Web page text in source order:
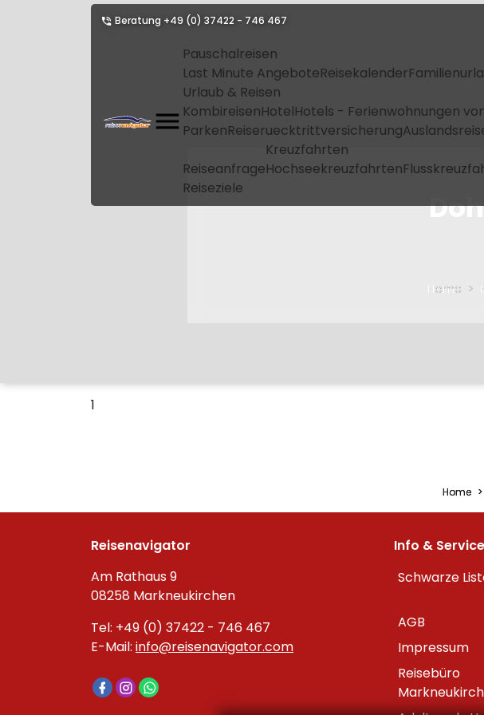
Beratung +49 (0) 37422 - 746 467
Pauschalreisen
Last Minute AngeboteReisekalender
Urlaub & Reisen
KombireisenHotelHotels - Ferienwohnungen
ParkenReiseruecktrittversicherung
Reiseanfrage
Kreuzfahrten
Hochseekreuzfahrten
Reiseziele
Home
1
Home
Reisenavigator
Am Rathaus 9
08258 Markneukirchen
Tel: +49 (0) 37422 - 746 467
E-Mail: info@reisenavigator.com
Info & Service
Schwarze
AGB
Impressum
Reisebüro